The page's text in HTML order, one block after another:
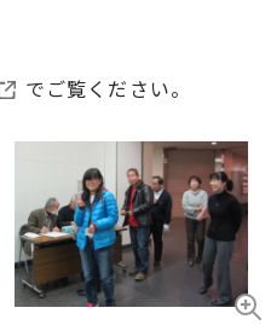
でご覧ください。